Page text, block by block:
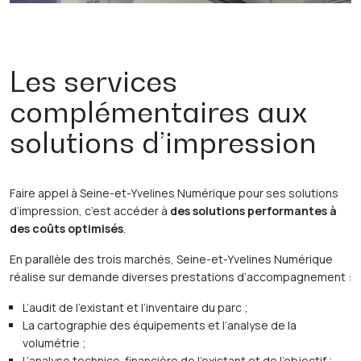
Tous ces services ont pour objectif de maintenir une
continuité du service la plus fluide possible.
Les services
complémentaires aux
solutions d’impression
Faire appel à Seine-et-Yvelines Numérique pour ses solutions
d’impression, c’est accéder à des solutions performantes à
des coûts optimisés
En parallèle des trois marchés, Seine-et-Yvelines Numérique
réalise sur demande diverses prestations d’accompagnement :
L’audit de l’existant et l’inventaire du parc ;
La cartographie des équipements et l’analyse de la
volumétrie ;